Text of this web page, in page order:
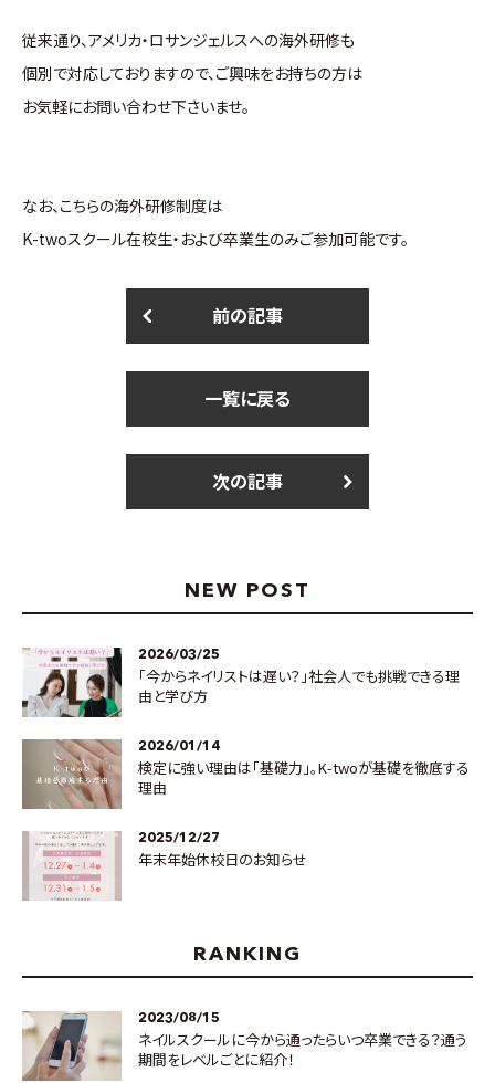
従来通り、アメリカ・ロサンジェルスへの海外研修も
個別で対応しておりますので、ご興味をお持ちの方は
お気軽にお問い合わせ下さいませ。
なお、こちらの海外研修制度は
K-twoスクール在校生・および卒業生のみご参加可能です。
前の記事
一覧に戻る
次の記事
NEW POST
2026/03/25
「今からネイリストは遅い？」社会人でも挑戦できる理
由と学び方
2026/01/14
検定に強い理由は「基礎力」。K-twoが基礎を徹底する
理由
2025/12/27
年末年始休校日のお知らせ
RANKING
2023/08/15
ネイルスクールに今から通ったらいつ卒業できる？通う
期間をレベルごとに紹介！